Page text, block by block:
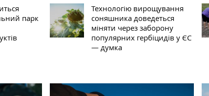
парк
Технологію вирощування
соняшника доведеться
міняти через заборону
популярних гербіцидів у ЄС
— думка